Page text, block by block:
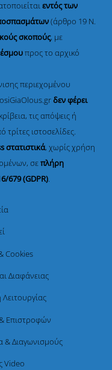
εντός των
(άρθρο 19 Ν.
σκοπούς, με
προς το αρχικό
περιεχομένου
δεν φέρει
τις απόψεις ή
ιστοσελίδες.
στατιστικά, χωρίς χρήση
σεπλήρη
679 (GDPR).
Cookies
Διαφάνειας
Επιστροφών
& Διαγωνισμούς
Video